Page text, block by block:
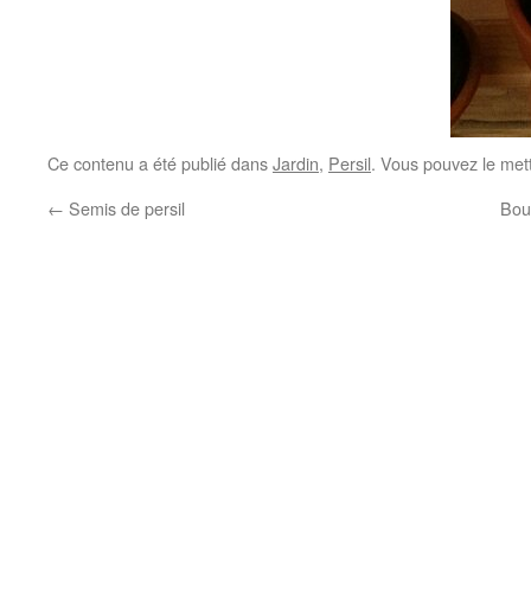
Ce contenu a été publié dansJardin, Persil. Vous pouvez le
← Semis de persil